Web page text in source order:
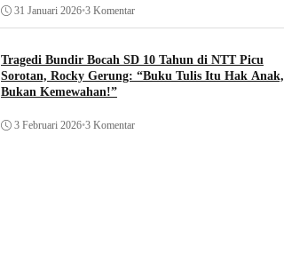
31 Januari 2026•3 Komentar
Tragedi Bundir Bocah SD 10 Tahun di NTT Picu
Sorotan, Rocky Gerung: “Buku Tulis Itu Hak Anak,
Bukan Kemewahan!”
3 Februari 2026•3 Komentar